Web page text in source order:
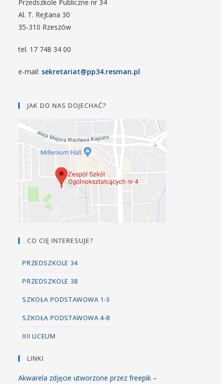
Przedszkole Publiczne nr 34
Al. T. Rejtana 30
35-310 Rzeszów
tel. 17 748 34 00
e-mail: sekretariat@pp34.resman.pl
JAK DO NAS DOJECHAĆ?
CO CIĘ INTERESUJE?
PRZEDSZKOLE 34
PRZEDSZKOLE 38
SZKOŁA PODSTAWOWA 1-3
SZKOŁA PODSTAWOWA 4-8
XII LICEUM
LINKI
Akwarela zdjęcie utworzone przez freepik –